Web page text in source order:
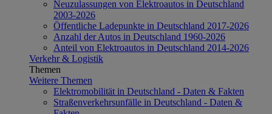
Neuzulassungen von Elektroautos in Deutschland
2003-2026
Öffentliche Ladepunkte in Deutschland 2017-2026
Anzahl der Autos in Deutschland 1960-2026
Anteil von Elektroautos in Deutschland 2014-2026
Verkehr & Logistik
Themen
Weitere Themen
Elektromobilität in Deutschland - Daten & Fakten
Straßenverkehrsunfälle in Deutschland - Daten &